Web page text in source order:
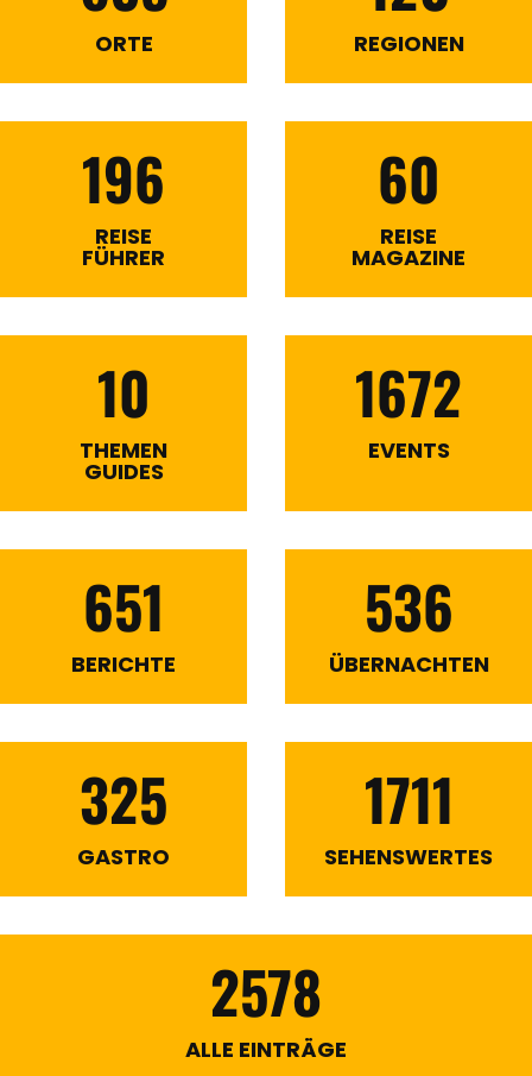
ORTE REGIONEN
196
REISE
FÜHRER
60
REISE
MAGAZINE
10
THEMEN
GUIDES
1672
EVENTS
651
BERICHTE
536
ÜBERNACHTEN
325
GASTRO
1711
SEHENSWERTES
2578
ALLE EINTRÄGE